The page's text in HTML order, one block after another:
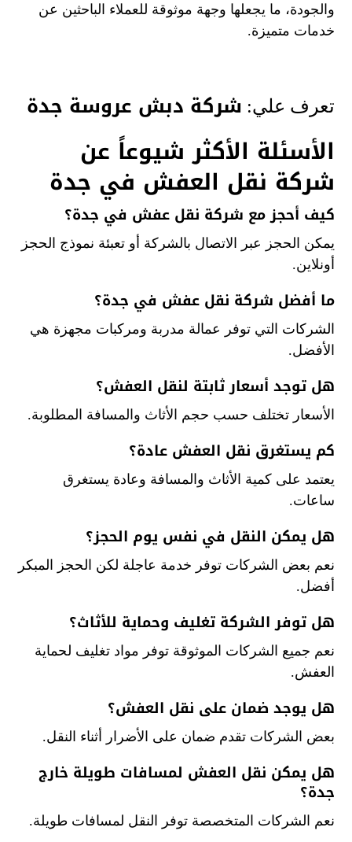
والجودة، ما يجعلها وجهة موثوقة للعملاء الباحثين عن
خدمات متميزة.
تعرف علي: شركة دبش عروسة جدة
الأسئلة الأكثر شيوعاً عن
شركة نقل العفش في جدة
كيف أحجز مع شركة نقل عفش في جدة؟
يمكن الحجز عبر الاتصال بالشركة أو تعبئة نموذج الحجز
أونلاين.
ما أفضل شركة نقل عفش في جدة؟
الشركات التي توفر عمالة مدربة ومركبات مجهزة هي
الأفضل.
هل توجد أسعار ثابتة لنقل العفش؟
الأسعار تختلف حسب حجم الأثاث والمسافة المطلوبة.
كم يستغرق نقل العفش عادة؟
يعتمد على كمية الأثاث والمسافة وعادة يستغرق
ساعات.
هل يمكن النقل في نفس يوم الحجز؟
نعم بعض الشركات توفر خدمة عاجلة لكن الحجز المبكر
أفضل.
هل توفر الشركة تغليف وحماية للأثاث؟
نعم جميع الشركات الموثوقة توفر مواد تغليف لحماية
العفش.
هل يوجد ضمان على نقل العفش؟
بعض الشركات تقدم ضمان على الأضرار أثناء النقل.
هل يمكن نقل العفش لمسافات طويلة خارج
جدة؟
نعم الشركات المتخصصة توفر النقل لمسافات طويلة.